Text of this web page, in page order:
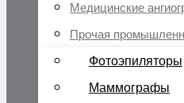
Медицинские
Прочая
Фотоэпиляторы
Маммографы